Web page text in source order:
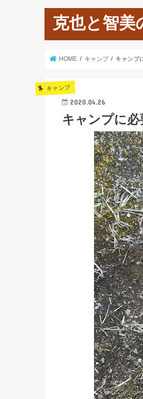
克也と智美
HOME キャンプ キャンプ
キャンプ
2020.04.26
キャンプに